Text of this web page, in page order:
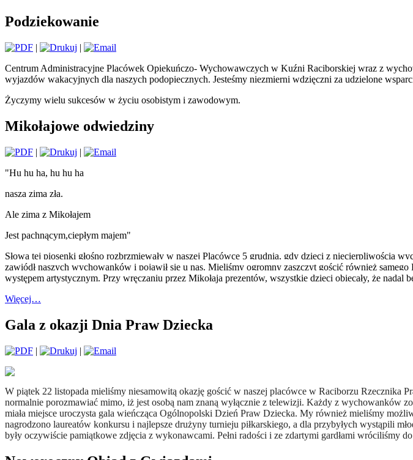
Podziekowanie
|
|
Centrum Administracyjne Placówek Opiekuńczo- Wychowawczych w Kuźni Raciborskiej wraz z
wyjazdów wakacyjnych dla naszych podopiecznych. Jesteśmy niezmierni wdzięczni za udzielone
Życzymy wielu sukcesów w życiu osobistym i zawodowym.
Mikołajowe odwiedziny
|
|
"Hu hu ha, hu hu ha
nasza zima zła.
Ale zima z Mikołajem
Jest pachnącym,ciepłym majem"
Słowa tej piosenki głośno rozbrzmiewały w naszej Placówce 5 grudnia, gdy dzieci z niecierpliwością
zawiódł naszych wychowanków i pojawił się u nas. Mieliśmy ogromny zaszczyt gościć również
występem artystycznym. Przy wręczaniu przez Mikołaja prezentów, wszystkie dzieci obiecały, że nadal
Więcej…
Gala z okazji Dnia Praw Dziecka
| |
W piątek 22 listopada mieliśmy niesamowitą okazję gościć w naszej placówce w Raciborzu Rzecznika
normalnie porozmawiać mimo, iż jest osobą nam znaną wyłącznie z telewizji. Każdy z wychowanków
miała miejsce uroczysta gala wieńcząca Ogólnopolski Dzień Praw Dziecka. My również mieliśmy
nagrodzono laureatów konkursu i najlepsze drużyny turnieju piłkarskiego, a dla przybyłych wystąpili
były oczywiście pamiątkowe zdjęcia z wykonawcami. Pełni radości i ze zdartymi gardłami wróciliśmy